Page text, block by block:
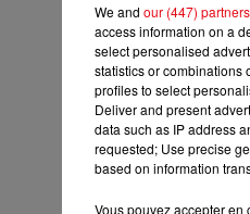
We and our (447) partners
access information on a
select personalised
statistics or combinations
profiles to select
Deliver and present
data such as IP address
requested; Use precise
based on information
Vous pouvez accepter en